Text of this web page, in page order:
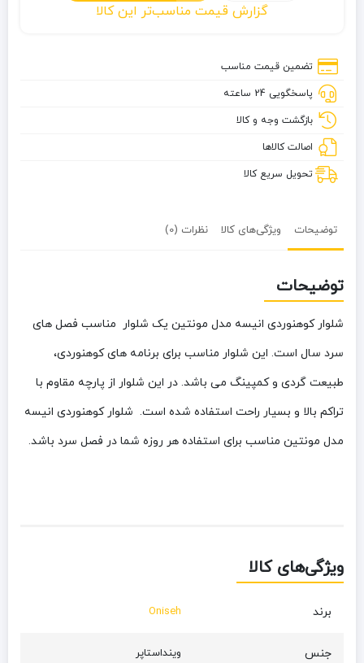
کوهنوردی
مونتین
گزارش قیمت مناسب‌تر این کالا
تضمین قیمت مناسب
پاسخگویی 24 ساعته
بازگشت وجه و کالا
اصالت کالاها
تحویل سریع کالا
توضیحات ویژگی‌های کالا نظرات (0)
توضیحات
شلوار کوهنوردی انیسه مدل مونتین یک شلوار مناسب فصل های
سرد سال است. این شلوار مناسب برای برنامه‎ های کوهنوردی،
طبیعت گردی و کمپینگ می باشد. در این شلوار از پارچه مقاوم با
تراکم بالا و بسیار راحت استفاده شده است. شلوار کوهنوردی انیسه
مدل مونتین مناسب برای استفاده هر روزه شما در فصل سرد باشد.
ویژگی‌های کالا
برند Oniseh
جنس وینداستاپر